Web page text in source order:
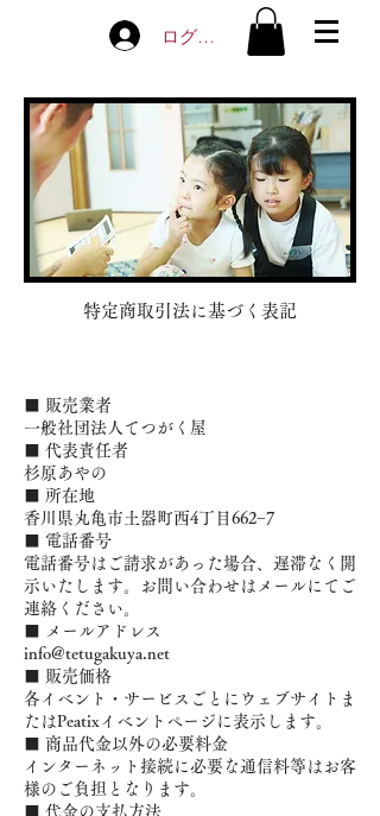
ログイン
特定商取引法に基づく表記
■ 販売業者
一般社団法人てつがく屋
■ 代表責任者
杉原あやの
■ 所在地
香川県丸亀市土器町西4丁目662−7
■ 電話番号
電話番号はご請求があった場合、遅滞なく開
示いたします。お問い合わせはメールにてご
連絡ください。
■ メールアドレス
info@tetugakuya.net
■ 販売価格
各イベント・サービスごとにウェブサイトま
たはPeatixイベントページに表示します。
■ 商品代金以外の必要料金
インターネット接続に必要な通信料等はお客
様のご負担となります。
■ 代金の支払方法